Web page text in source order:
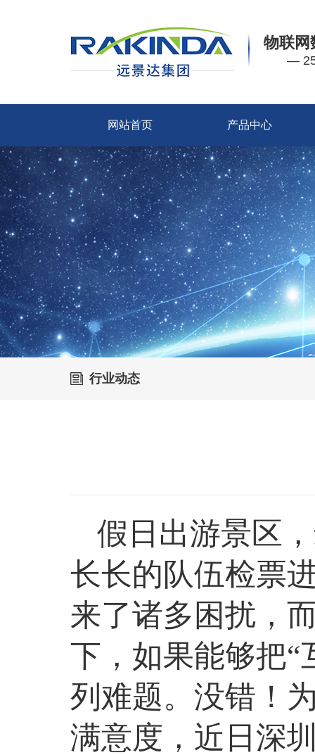
物联网
—
网站首页 产品中心
行业动态
假日出游景区
长长的队伍检票
来了诸多困扰，
下，如果能够把“
列难题。没错！
满意度，近日深